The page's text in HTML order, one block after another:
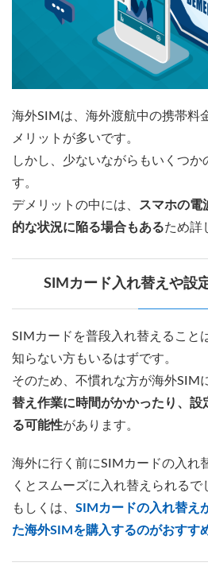
海外SIMは、海外渡航中の携帯料
メリットが多いです。
しかし、少ないながらもいくつか
す。
デメリットの中には、
スマホの電
的な状況に陥る場合もあるため詳
SIMカード入れ替えや設
SIMカードを普段入れ替えること
知らない方もいるはずです。
そのため、不慣れな方が海外SIM
替え作業に時間がかかったり、設
る可能性があります。
海外に行く前にSIMカードの入れ
くとスムーズに入れ替えられるで
もしくは、 SIMカードの入れ替え
た海外SIMを購入するのがおすす